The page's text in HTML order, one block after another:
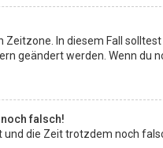
In diesem Fall
geändert werden. Wenn du
falsch!
die Zeit trotzdem noch